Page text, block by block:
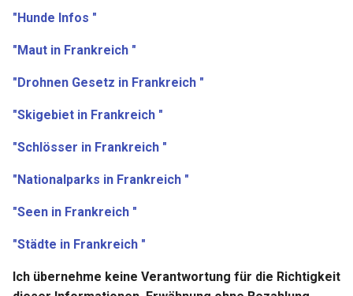
"Hunde Infos "
"Maut in Frankreich "
"Drohnen Gesetz in Frankreich "
"Skigebiet in Frankreich "
"Schlösser in Frankreich "
"Nationalparks in Frankreich "
"Seen in Frankreich "
"Städte in Frankreich "
Ich übernehme keine Verantwortung für die Richtigkeit